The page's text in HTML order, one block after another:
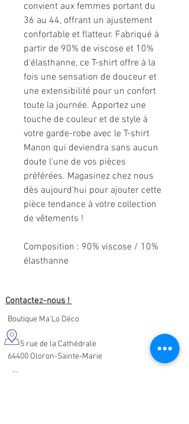
convient aux femmes portant du
36 au 44, offrant un ajustement
confortable et flatteur. Fabriqué à
partir de 90% de viscose et 10%
d'élasthanne, ce T-shirt offre à la
fois une sensation de douceur et
une extensibilité pour un confort
toute la journée. Apportez une
touche de couleur et de style à
votre garde-robe avec le T-shirt
Manon qui deviendra sans aucun
doute l'une de vos pièces
préférées. Magasinez chez nous
dès aujourd'hui pour ajouter cette
pièce tendance à votre collection
de vêtements !
Composition : 90% viscose / 10%
élasthanne
Contactez-nous !
Boutique Ma'Lo Déco
5 rue de la Cathédrale
64400 Oloron-Sainte-Marie